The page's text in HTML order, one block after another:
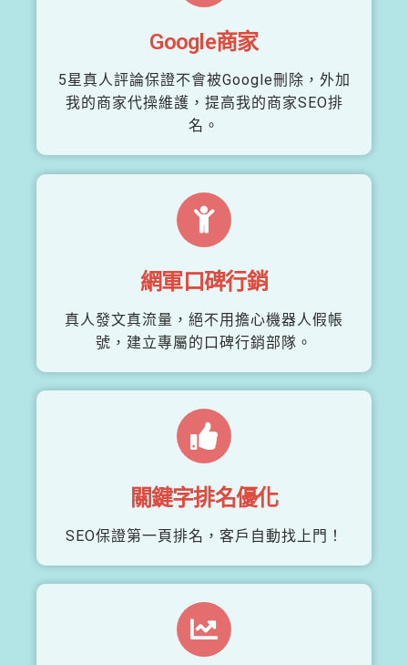
Google商家
5星真人評論保證不會被Google刪除，外加
我的商家代操維護，提高我的商家SEO排
名。
網軍口碑行銷
真人發文真流量，絕不用擔心機器人假帳
號，建立專屬的口碑行銷部隊。
關鍵字排名優化
SEO保證第一頁排名，客戶自動找上門！